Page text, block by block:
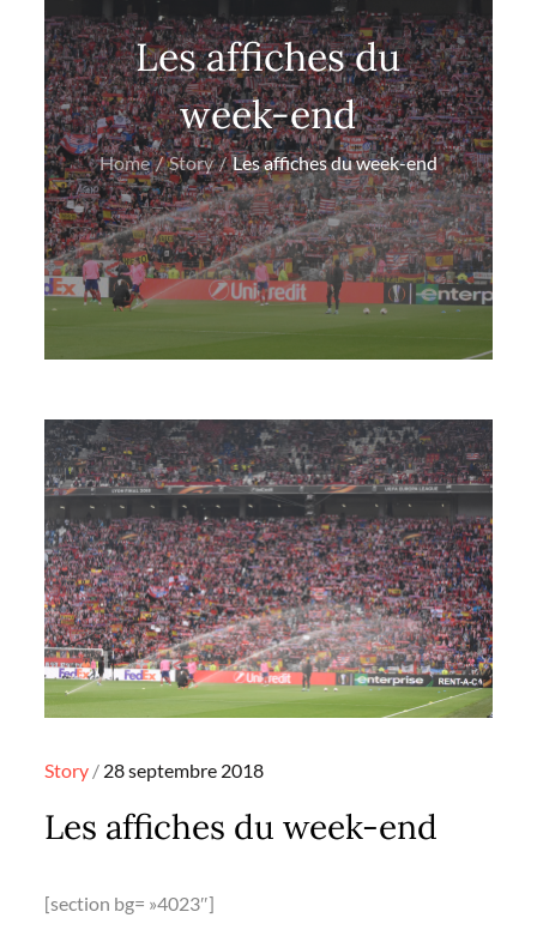
Les affiches du
week-end
Home Story Les affiches du week-end
Story Posted
28 septembre 2018
Les affiches du week-end
[section bg= »4023″]